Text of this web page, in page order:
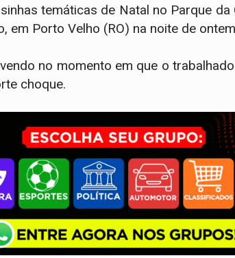
temáticas de Natal no Parque da
em Porto Velho (RO) na noite de
no momento em que o
choque.